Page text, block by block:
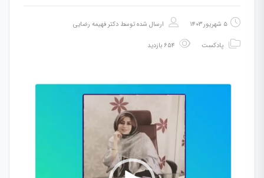
۵ شهریور ۱۴۰۳ ارسال شده توسطدکتر فهیمه رضایی
پادکست
نمایشگر